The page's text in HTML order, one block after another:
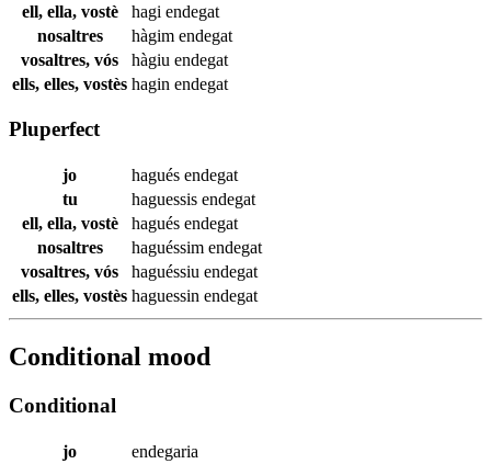
ell, ella, vostè
hagi endegat
nosaltres
hàgim endegat
vosaltres, vós
hàgiu endegat
ells, elles, vostès hagin endegat
Pluperfect
jo hagués endegat
tu
haguessis endegat
ell, ella, vostè
hagués endegat
nosaltres
haguéssim endegat
vosaltres, vós
haguéssiu endegat
ells, elles, vostès haguessin endegat
Conditional mood
Conditional
jo
endegaria